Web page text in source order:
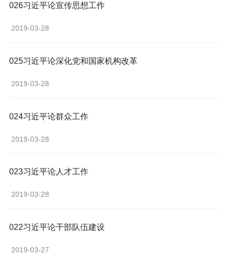
026习近平论宣传思想工作
2019-03-28
025习近平论深化党和国家机构改革
2019-03-28
024习近平论群众工作
2019-03-28
023习近平论人才工作
2019-03-28
022习近平论干部队伍建设
2019-03-27